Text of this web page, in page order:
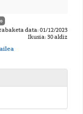
data: 01/12/2023
Ikusia: 30 aldiz